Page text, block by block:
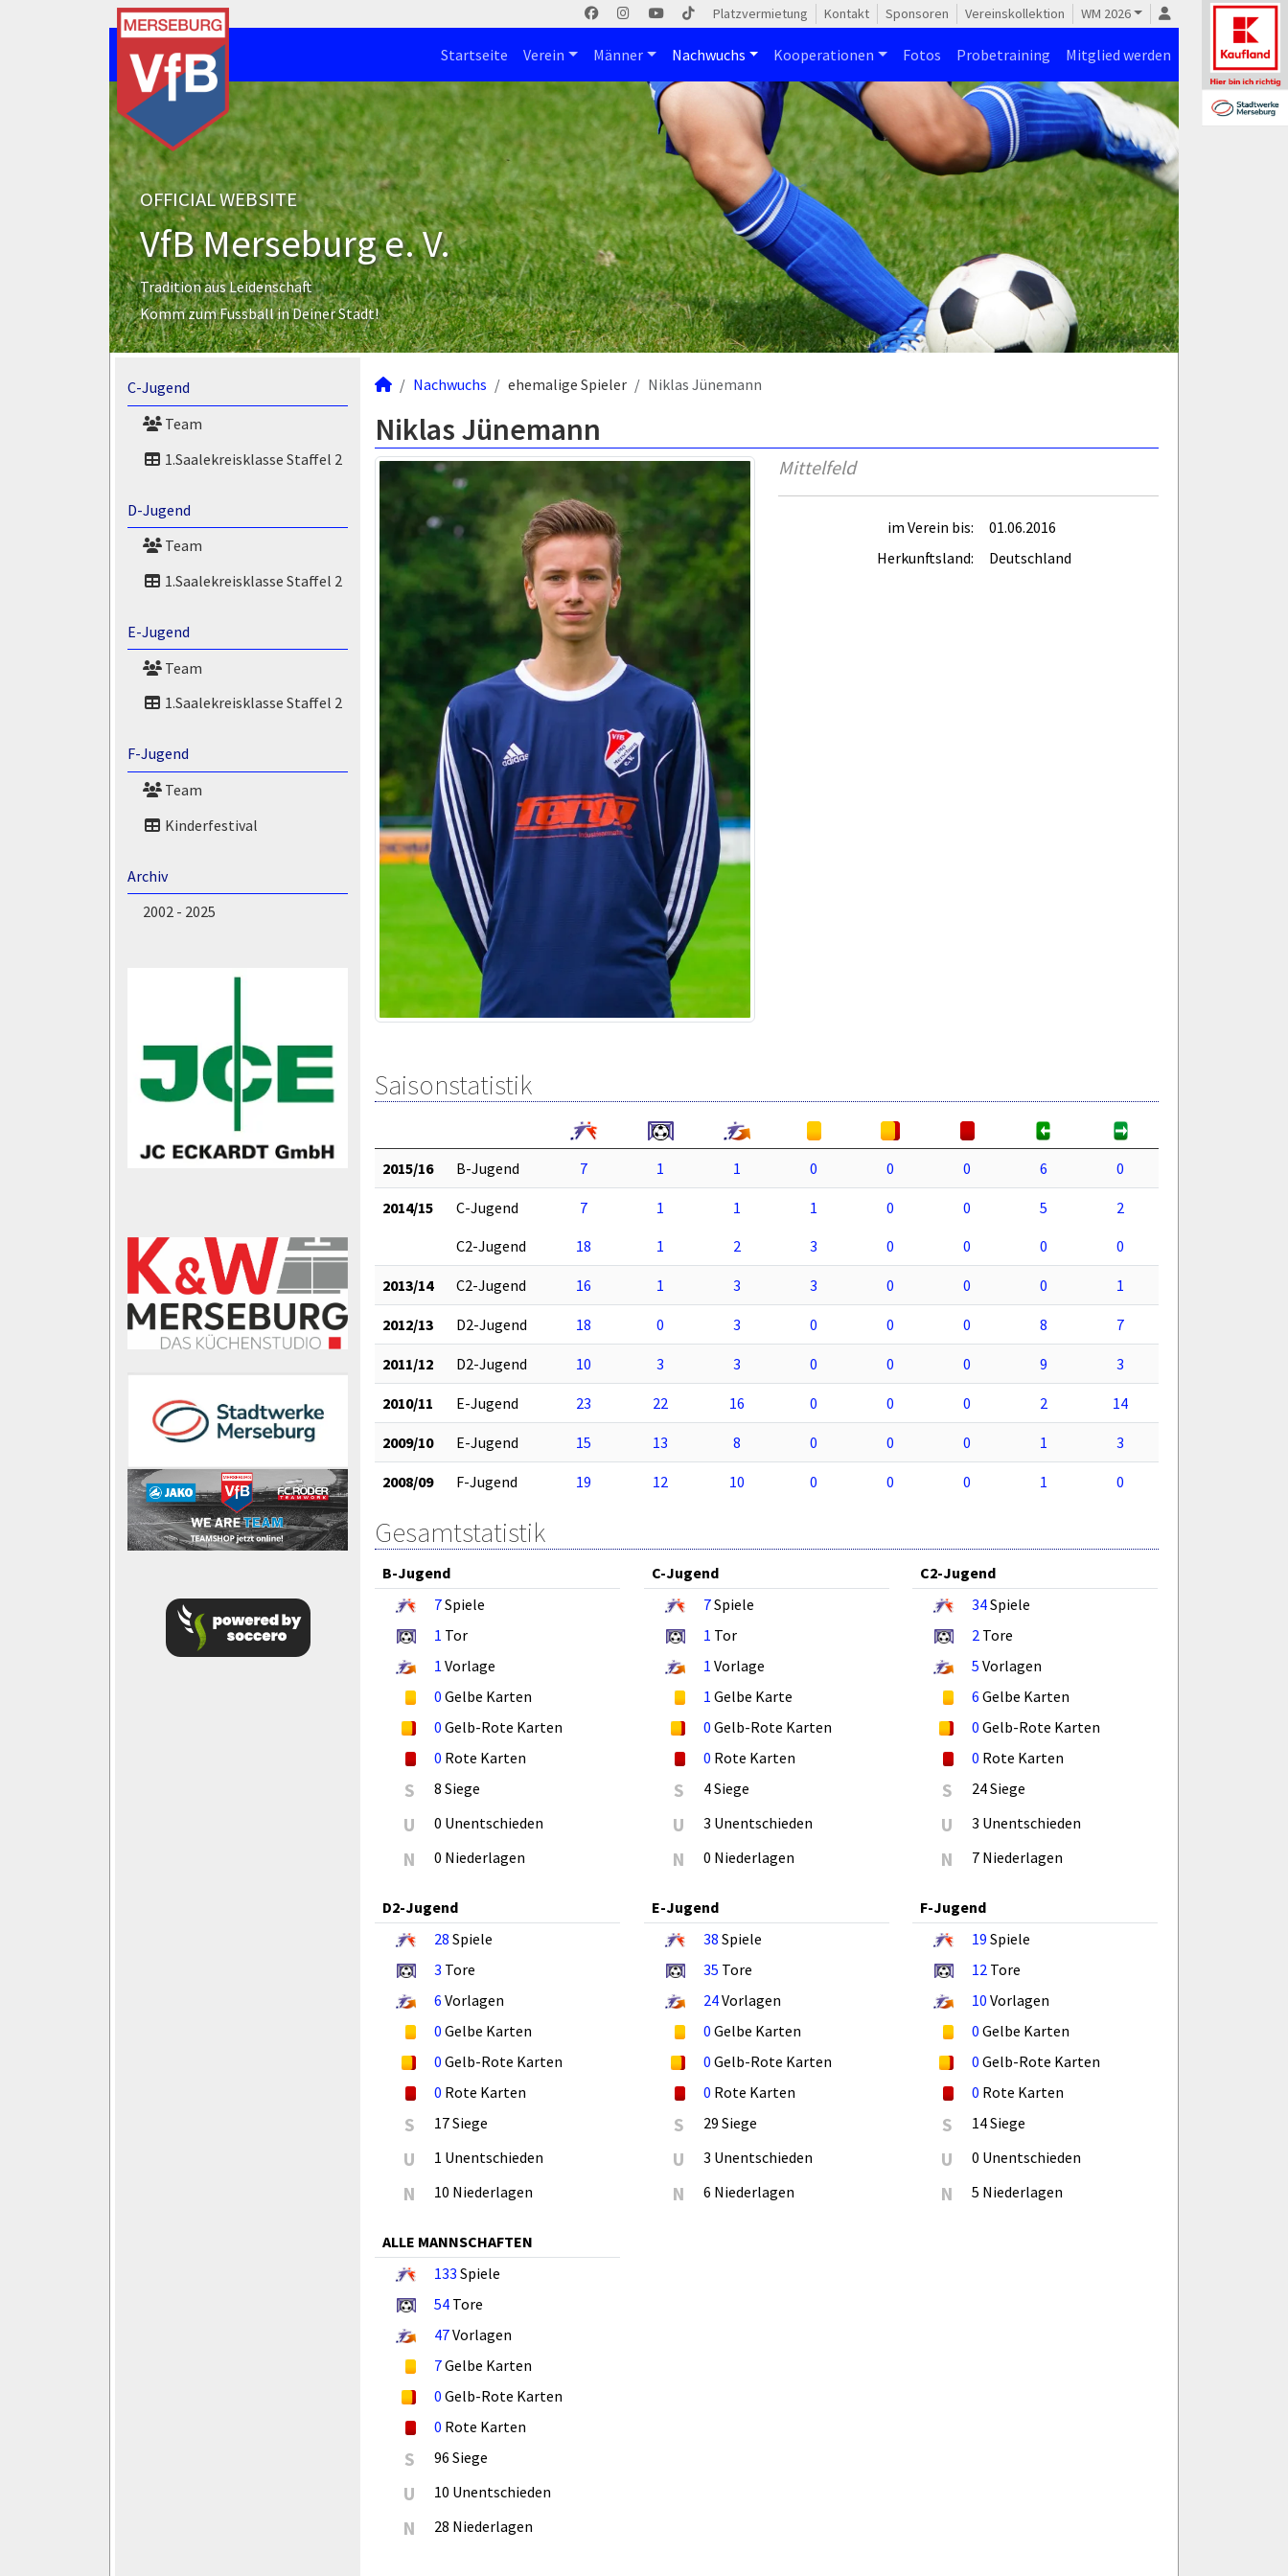
Platzvermietung Kontakt Sponsoren Vereinskollektion WM 2026
Startseite Verein Männer Nachwuchs Kooperationen Fotos Probetraining Mitglied werden
OFFICIAL WEBSITE
VfB Merseburg e. V.
Tradition aus Leidenschaft
Komm zum Fussball in Deiner Stadt!
C-Jugend
Team
1.Saalekreisklasse Staffel 2
D-Jugend
Team
1.Saalekreisklasse Staffel 2
E-Jugend
Team
1.Saalekreisklasse Staffel 2
F-Jugend
Team
Kinderfestival
Archiv
2002 - 2025
Nachwuchs ehemalige Spieler Niklas Jünemann
Niklas Jünemann
Mittelfeld
im Verein bis:
01.06.2016
Herkunftsland:
Deutschland
Saisonstatistik
2015/16 B-Jugend 7 1 1 0 0 0 6 0
2014/15 C-Jugend 7 1 1 1 0 0 5
2
C2-Jugend
18 1 2 3 0 0 0 0
2013/14 C2-Jugend 16 1 3 3 0 0 0 1
2012/13 D2-Jugend 18 0 3 0 0 0 8 7
2011/12 D2-Jugend 10 3 3 0 0 0 9 3
2010/11 E-Jugend 23 22 16 0 0 0 2 14
2009/10 E-Jugend 15 13 8 0 0 0 1 3
2008/09 F-Jugend 19 12 10 0 0 0 1 0
Gesamtstatistik
B-Jugend
7Spiele
1 Tor
1 Vorlage
0 Gelbe Karten
0 Gelb-Rote Karten
0 Rote Karten
S 8 Siege
U 0 Unentschieden
N 0 Niederlagen
C-Jugend
7Spiele
1 Tor
1 Vorlage
1 Gelbe Karte
0 Gelb-Rote Karten
0 Rote Karten
S 4 Siege
U 3 Unentschieden
N 0 Niederlagen
C2-Jugend
34Spiele
2 Tore
5 Vorlagen
6 Gelbe Karten
0 Gelb-Rote Karten
0 Rote Karten
S 24 Siege
U 3 Unentschieden
N 7 Niederlagen
D2-Jugend
28 Spiele
3 Tore
6 Vorlagen
0 Gelbe Karten
0 Gelb-Rote Karten
0 Rote Karten
S 17 Siege
U 1 Unentschieden
N 10 Niederlagen
E-Jugend
38 Spiele
35 Tore
24Vorlagen
0 Gelbe Karten
0 Gelb-Rote Karten
0 Rote Karten
S 29 Siege
U 3 Unentschieden
N 6 Niederlagen
F-Jugend
19 Spiele
12 Tore
10 Vorlagen
0 Gelbe Karten
0 Gelb-Rote Karten
0 Rote Karten
S 14 Siege
U 0 Unentschieden
N 5 Niederlagen
ALLE MANNSCHAFTEN
133 Spiele
54 Tore
47Vorlagen
7Gelbe Karten
0 Gelb-Rote Karten
0 Rote Karten
S 96 Siege
U 10 Unentschieden
N 28 Niederlagen